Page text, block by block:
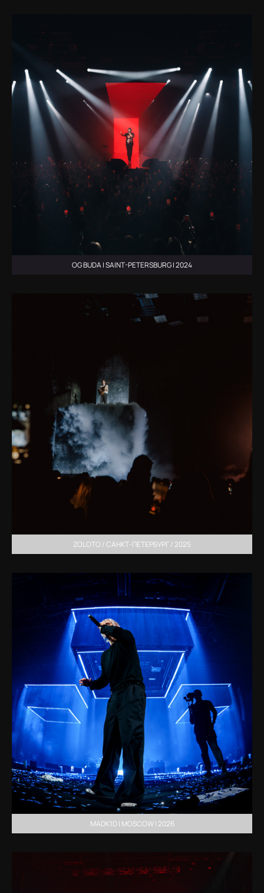
OG BUDA | SAINT-PETERSBURG | 2024
ZOLOTO / САНКТ-ПЕТЕРБУРГ / 2025
MADK1D | MOSCOW | 2026